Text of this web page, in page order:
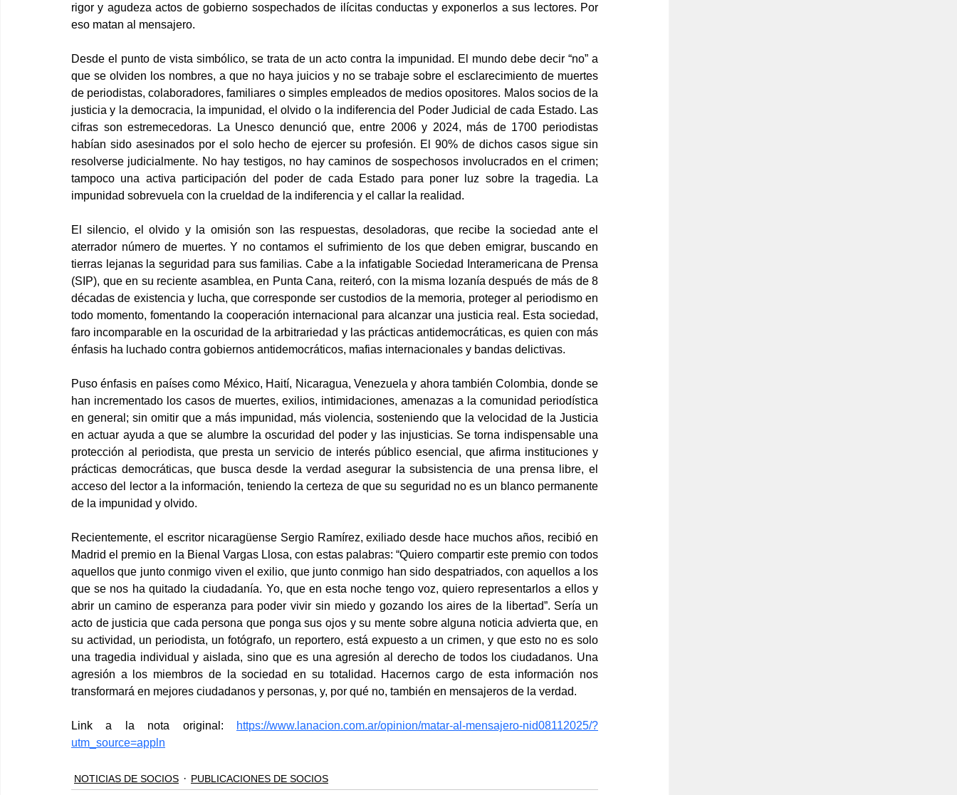
rigor y agudeza actos de gobierno sospechados de ilícitas conductas y exponerlos a sus lectores. Por
eso matan al mensajero.
Desde el punto de vista simbólico, se trata de un acto contra la impunidad. El mundo debe decir “no” a
que se olviden los nombres, a que no haya juicios y no se trabaje sobre el esclarecimiento de muertes
de periodistas, colaboradores, familiares o simples empleados de medios opositores. Malos socios de la
justicia y la democracia, la impunidad, el olvido o la indiferencia del Poder Judicial de cada Estado. Las
cifras son estremecedoras. La Unesco denunció que, entre 2006 y 2024, más de 1700 periodistas
habían sido asesinados por el solo hecho de ejercer su profesión. El 90% de dichos casos sigue sin
resolverse judicialmente. No hay testigos, no hay caminos de sospechosos involucrados en el crimen;
tampoco una activa participación del poder de cada Estado para poner luz sobre la tragedia. La
impunidad sobrevuela con la crueldad de la indiferencia y el callar la realidad.
El silencio, el olvido y la omisión son las respuestas, desoladoras, que recibe la sociedad ante el
aterrador número de muertes. Y no contamos el sufrimiento de los que deben emigrar, buscando en
tierras lejanas la seguridad para sus familias. Cabe a la infatigable Sociedad Interamericana de Prensa
(SIP), que en su reciente asamblea, en Punta Cana, reiteró, con la misma lozanía después de más de 8
décadas de existencia y lucha, que corresponde ser custodios de la memoria, proteger al periodismo en
todo momento, fomentando la cooperación internacional para alcanzar una justicia real. Esta sociedad,
faro incomparable en la oscuridad de la arbitrariedad y las prácticas antidemocráticas, es quien con más
énfasis ha luchado contra gobiernos antidemocráticos, mafias internacionales y bandas delictivas.
Puso énfasis en países como México, Haití, Nicaragua, Venezuela y ahora también Colombia, donde se
han incrementado los casos de muertes, exilios, intimidaciones, amenazas a la comunidad periodística
en general; sin omitir que a más impunidad, más violencia, sosteniendo que la velocidad de la Justicia
en actuar ayuda a que se alumbre la oscuridad del poder y las injusticias. Se torna indispensable una
protección al periodista, que presta un servicio de interés público esencial, que afirma instituciones y
prácticas democráticas, que busca desde la verdad asegurar la subsistencia de una prensa libre, el
acceso del lector a la información, teniendo la certeza de que su seguridad no es un blanco permanente
de la impunidad y olvido.
Recientemente, el escritor nicaragüense Sergio Ramírez, exiliado desde hace muchos años, recibió en
Madrid el premio en la Bienal Vargas Llosa, con estas palabras: “Quiero compartir este premio con todos
aquellos que junto conmigo viven el exilio, que junto conmigo han sido despatriados, con aquellos a los
que se nos ha quitado la ciudadanía. Yo, que en esta noche tengo voz, quiero representarlos a ellos y
abrir un camino de esperanza para poder vivir sin miedo y gozando los aires de la libertad”. Sería un
acto de justicia que cada persona que ponga sus ojos y su mente sobre alguna noticia advierta que, en
su actividad, un periodista, un fotógrafo, un reportero, está expuesto a un crimen, y que esto no es solo
una tragedia individual y aislada, sino que es una agresión al derecho de todos los ciudadanos. Una
agresión a los miembros de la sociedad en su totalidad. Hacernos cargo de esta información nos
transformará en mejores ciudadanos y personas, y, por qué no, también en mensajeros de la verdad.
Link a la nota original:
https://www.lanacion.com.ar/opinion/matar-al-mensajero-nid08112025/?
utm_source=appln
NOTICIAS DE SOCIOS PUBLICACIONES DE SOCIOS